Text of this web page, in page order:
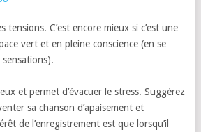
tensions. C’est encore mieux si c’est une
vert et en pleine conscience (en se
et permet d’évacuer le stress. Suggérez
sa chanson d’apaisement et
de l’enregistrement est que lorsqu’il